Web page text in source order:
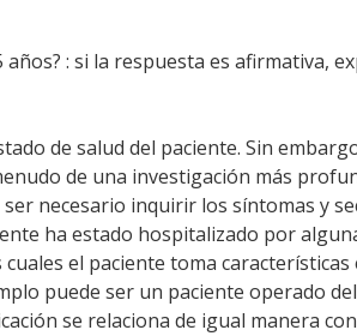
: si la respuesta es afirmativa,
de salud del paciente. Sin
de una investigación más
necesario inquirir los síntomas y
ha estado hospitalizado por
el paciente toma características
puede ser un paciente operado
se relaciona de igual manera